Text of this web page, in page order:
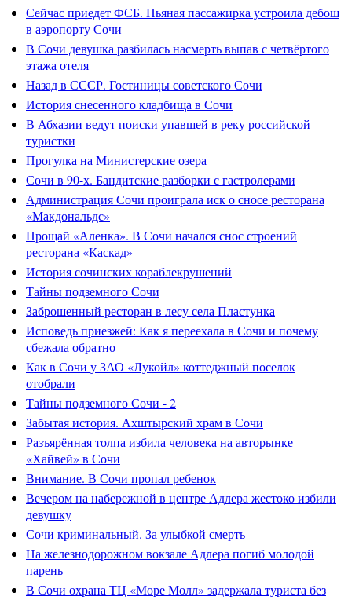
Сейчас приедет ФСБ. Пьяная пассажирка устроила дебош
в аэропорту Сочи
В Сочи девушка разбилась насмерть выпав с четвёртого
этажа отеля
Назад в СССР. Гостиницы советского Сочи
История снесенного кладбища в Сочи
В Абхазии ведут поиски упавшей в реку российской
туристки
Прогулка на Министерские озера
Сочи в 90-х. Бандитские разборки с гастролерами
Администрация Сочи проиграла иск о сносе ресторана
«Макдональдс»
Прощай «Аленка». В Сочи начался снос строений
ресторана «Каскад»
История сочинских кораблекрушений
Тайны подземного Сочи
Заброшенный ресторан в лесу села Пластунка
Исповедь приезжей: Как я переехала в Сочи и почему
сбежала обратно
Как в Сочи у ЗАО «Лукойл» коттеджный поселок
отобрали
Тайны подземного Сочи - 2
Забытая история. Ахштырский храм в Сочи
Разъярённая толпа избила человека на авторынке
«Хайвей» в Сочи
Внимание. В Сочи пропал ребенок
Вечером на набережной в центре Адлера жестоко избили
девушку
Сочи криминальный. За улыбкой смерть
На железнодорожном вокзале Адлера погиб молодой
парень
В Сочи охрана ТЦ «Море Молл» задержала туриста без